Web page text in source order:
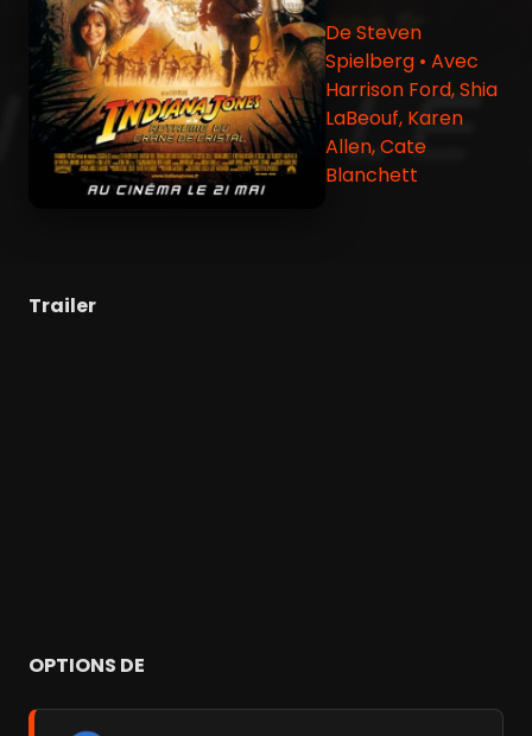
De Steven
Spielberg • Avec
Harrison Ford, Shia
LaBeouf, Karen
Allen, Cate
Blanchett
Trailer
OPTIONS DE